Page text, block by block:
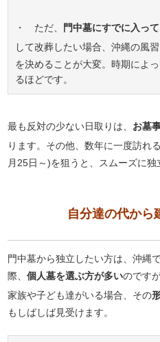
・ ただ、 門中墓にすでに入っ
して改葬したい場合、沖縄の風
を決めることが大変。時期によ
るほどです。
最も反対の少ない日取りは、 お墓
ります。その他、数年に一度訪れる
月25日～)を狙うと、スムーズに独
自分達の代から
門中墓から独立したい方は、沖縄
際、個人墓を選ぶ方が多いのです
家族や子ども達がいる場合、その
もしばしば見受けます。